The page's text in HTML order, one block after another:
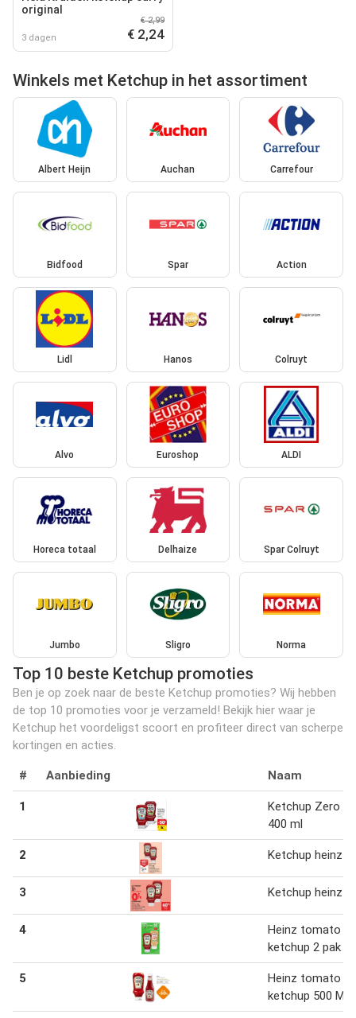
original
3 dagen
€ 2,99
€ 2,24
Winkels met Ketchup in het assortiment
Albert Heijn Auchan Carrefour
Bidfood Spar Action
Lidl Hanos Colruyt
Alvo Euroshop ALDI
Horeca totaal Delhaize Spar Colruyt
Jumbo Sligro Norma
Top 10 beste Ketchup promoties
Ben je op zoek naar de beste Ketchup promoties? Wij hebben
de top 10 promoties voor je verzameld! Bekijk hier waar je
Ketchup het voordeligst scoort en profiteer direct van scherpe
kortingen en acties.
# Aanbieding Naam
1
Ketchup Zero 2
400 ml
2 Ketchup heinz 2
3 Ketchup heinz
4
Heinz tomato
ketchup 2 pak
5
Heinz tomato
ketchup 500 ML